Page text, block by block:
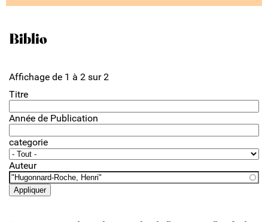
Biblio
Affichage de 1 à 2 sur 2
Titre
Année de Publication
categorie
Auteur